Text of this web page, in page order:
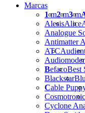
Marcas
1m2m3m
AlesisAlice
Analogue
Antimatter
ATC
BefacoBest
Blackstar
Cable
Cosmotronic
Cyclone